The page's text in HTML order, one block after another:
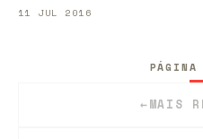
11 JUL 2016
←MAIS